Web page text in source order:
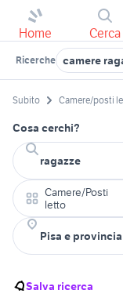
Home Cerca
Ricerche camere
Subito Camere/posti
Cosa cerchi?
Camere/Posti
letto
Salva ricerca